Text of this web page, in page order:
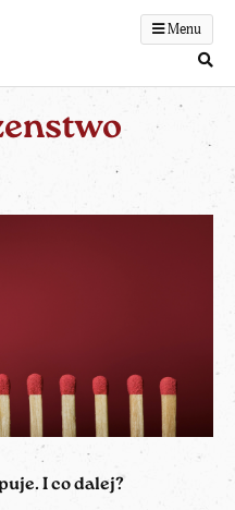
Menu
I co dalej?